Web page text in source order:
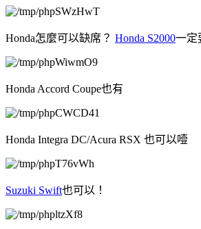
Honda怎麼可以缺席？ Honda S2000一定
Honda Accord Coupe也有
Honda Integra DC/Acura RSX 也可以噎
Suzuki Swift也可以！